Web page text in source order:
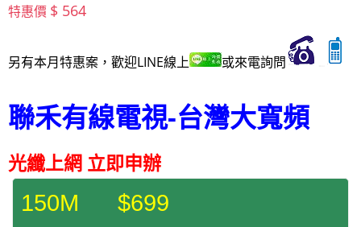
特惠價 $ 564
另有本月特惠案，歡迎LINE線上 或來電詢問
聯禾有線電視-台灣大寬頻
光纖上網 立即申辦
150M $699